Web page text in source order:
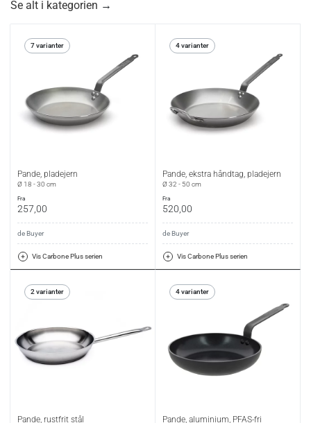
Se alt i kategorien →
7 varianter
Pande, pladejern
Ø 18 - 30 cm
fra
257,00
de Buyer
Vis Carbone Plus serien
4 varianter
Pande, ekstra håndtag, pladejern
Ø 32 - 50 cm
fra
520,00
de Buyer
Vis Carbone Plus serien
2 varianter
Pande, rustfrit stål
4 varianter
Pande, aluminium, PFAS-fri